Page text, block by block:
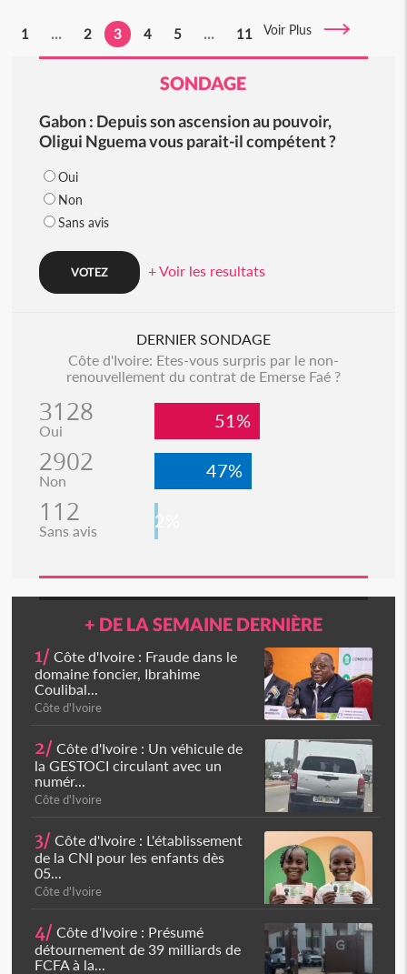
1 ... 2 3 4 5 ... 11 Voir Plus
SONDAGE
Gabon : Depuis son ascension au pouvoir,
Oligui Nguema vous parait-il compétent ?
Oui
Non
Sans avis
+ Voir les resultats
DERNIER SONDAGE
Côte d'Ivoire: Etes-vous surpris par le non-
renouvellement du contrat de Emerse Faé ?
3128
Oui 51%
2902
Non 47%
112
Sans avis 2%
+ DE LA SEMAINE DERNIÈRE
1/ Côte d'Ivoire : Fraude dans le
domaine foncier, Ibrahime
Coulibal...
Côte d'Ivoire
2/ Côte d'Ivoire : Un véhicule de
la GESTOCI circulant avec un
numér...
Côte d'Ivoire
3/ Côte d'Ivoire : L'établissement
de la CNI pour les enfants dès
05...
Côte d'Ivoire
4/ Côte d'Ivoire : Présumé
détournement de 39 milliards de
FCFA à la...